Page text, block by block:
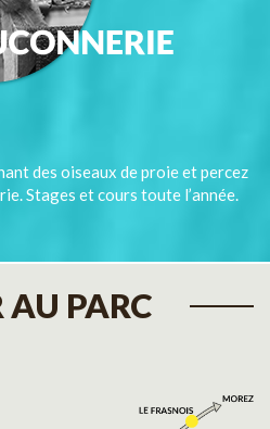
des oiseaux de proie et percez
Stages et cours toute l’année.
PARC